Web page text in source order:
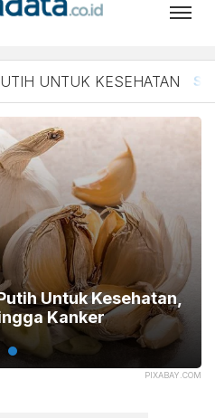
bawang
UNTUK KESEHATAN
PIXABAY.COM
Untuk Kesehatan,
Kanker